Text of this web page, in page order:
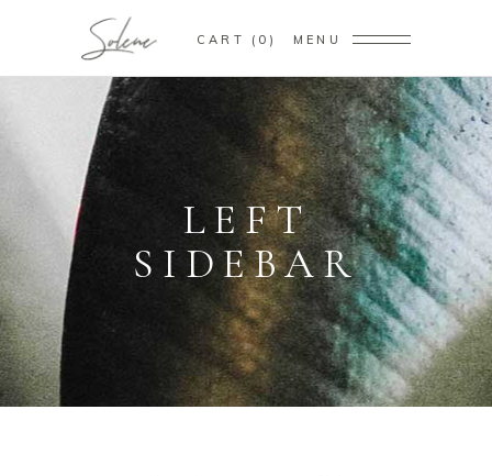
CART 0 MENU
LEFT
SIDEBAR